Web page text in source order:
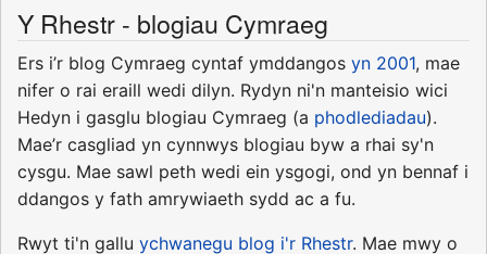
Y Rhestr - blogiau Cymraeg
Ers i’r blog Cymraeg cyntaf ymddangos yn 2001, mae
nifer o rai eraill wedi dilyn. Rydyn ni'n manteisio wici
Hedyn i gasglu blogiau Cymraeg (a phodlediadau).
Mae’r casgliad yn cynnwys blogiau byw a rhai sy'n
cysgu. Mae sawl peth wedi ein ysgogi, ond yn bennaf i
ddangos y fath amrywiaeth sydd ac a fu.
Rwyt ti'n gallu ychwanegu blog i'r Rhestr. Mae mwy o